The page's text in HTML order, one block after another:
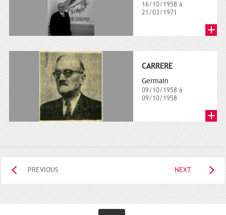
16/10/1958 à
21/03/1971
CARRERE
Germain
09/10/1958 à
09/10/1958
PREVIOUS NEXT